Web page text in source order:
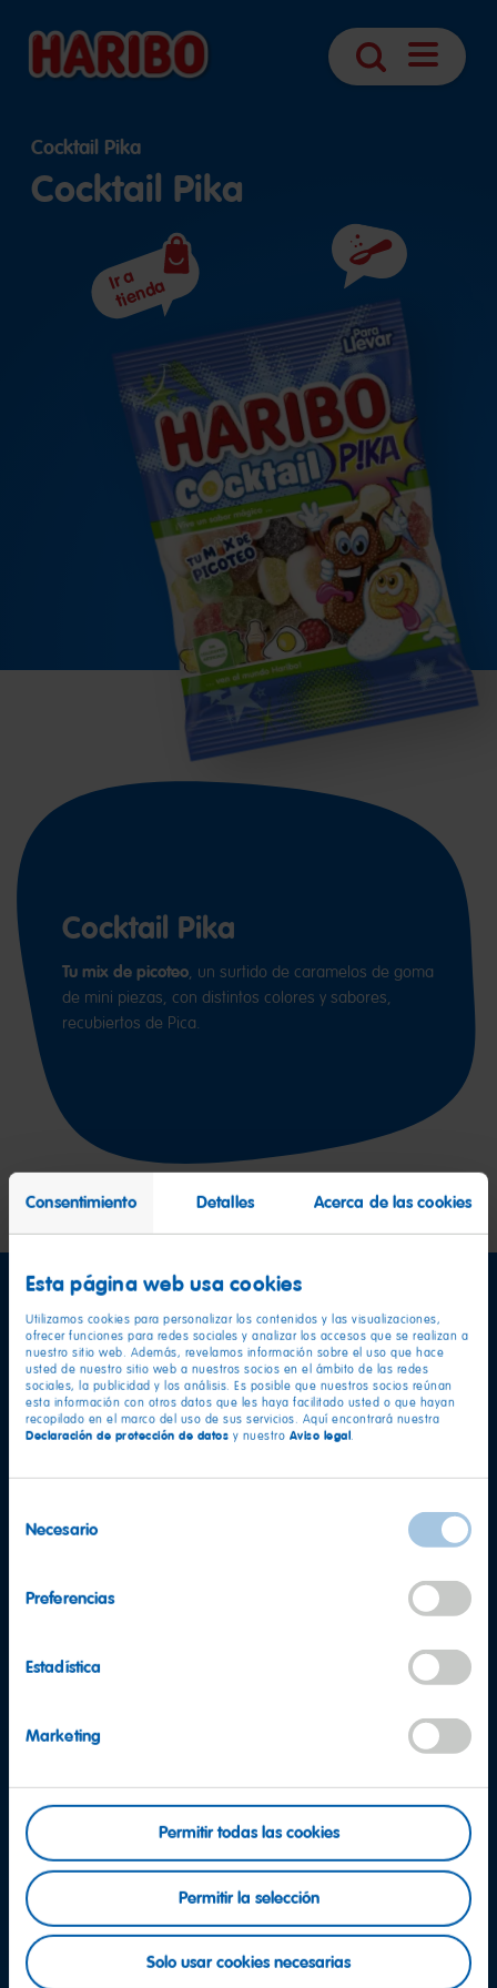
Consentimiento Detalles Acerca de las cookies
Esta página web usa cookies
Utilizamos cookies para personalizar los contenidos y las visualizaciones,
ofrecer funciones para redes sociales y analizar los accesos que se realizan a
nuestro sitio web. Además, revelamos información sobre el uso que hace
usted de nuestro sitio web a nuestros socios en el ámbito de las redes
sociales, la publicidad y los análisis. Es posible que nuestros socios reúnan
esta información con otros datos que les haya facilitado usted o que hayan
recopilado en el marco del uso de sus servicios. Aquí encontrará nuestra
Declaración de protección de datos y nuestro Aviso legal.
deNecesario
Preferencias
Estadística
Marketing
Permitir todas las cookies
Permitir la selección
Solo usar cookies necesarias
BúsquedaAbrir
Cocktail Pika
Cocktail Pika
Ingredientes
Ir a
tienda
Cocktail Pika
Tu mix de picoteo, un surtido de caramelos de goma
de mini piezas, con distintos colores y sabores,
recubiertos de Pica.
Información nutricional por 100 g
de las cuales saturadas
<0,1g
80g
de los cuales azúcares
56g
5,7g